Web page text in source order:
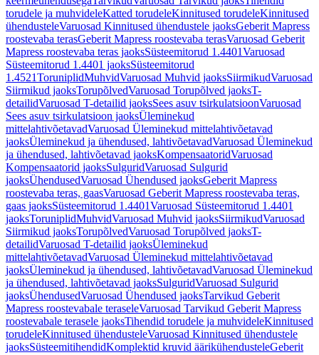
torudele ja muhvideleKatted torudeleKinnitused torudeleKinnitused
ühendusteleVaruosad Kinnitused ühendustele jaoksGeberit Mapress
roostevaba terasGeberit Mapress roostevaba terasVaruosad Geberit
Mapress roostevaba teras jaoksSüsteemitorud 1.4401Varuosad
Süsteemitorud 1.4401 jaoksSüsteemitorud
1.4521ToruniplidMuhvidVaruosad Muhvid jaoksSiirmikudVaruosad
Siirmikud jaoksTorupõlvedVaruosad Torupõlved jaoksT-
detailidVaruosad T-detailid jaoksSees asuv tsirkulatsioonVaruosad
Sees asuv tsirkulatsioon jaoksÜleminekud
mittelahtivõetavadVaruosad Üleminekud mittelahtivõetavad
jaoksÜleminekud ja ühendused, lahtivõetavadVaruosad Üleminekud
ja ühendused, lahtivõetavad jaoksKompensaatoridVaruosad
Kompensaatorid jaoksSulguridVaruosad Sulgurid
jaoksÜhendusedVaruosad Ühendused jaoksGeberit Mapress
roostevaba teras, gaasVaruosad Geberit Mapress roostevaba teras,
gaas jaoksSüsteemitorud 1.4401Varuosad Süsteemitorud 1.4401
jaoksToruniplidMuhvidVaruosad Muhvid jaoksSiirmikudVaruosad
Siirmikud jaoksTorupõlvedVaruosad Torupõlved jaoksT-
detailidVaruosad T-detailid jaoksÜleminekud
mittelahtivõetavadVaruosad Üleminekud mittelahtivõetavad
jaoksÜleminekud ja ühendused, lahtivõetavadVaruosad Üleminekud
ja ühendused, lahtivõetavad jaoksSulguridVaruosad Sulgurid
jaoksÜhendusedVaruosad Ühendused jaoksTarvikud Geberit
Mapress roostevabale teraseleVaruosad Tarvikud Geberit Mapress
roostevabale terasele jaoksTihendid torudele ja muhvideleKinnitused
torudeleKinnitused ühendusteleVaruosad Kinnitused ühendustele
jaoksSüsteemitihendidKomplektid kruvid äärikühendusteleGeberit